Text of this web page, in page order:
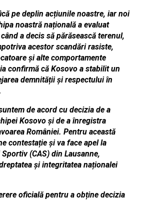
pe deplin acțiunile noastre, iar noi
noastră națională a evaluat
a decis să părăsească terenul,
acestor scandări rasiste,
și alte comportamente
confirmă că Kosovo a stabilit un
demnității și respectului în
de acord cu decizia de a
Kosovo și de a înregistra
României. Pentru această
contestație și va face apel la
(CAS) din Lausanne,
și integritatea naționalei
oficială pentru a obține decizia